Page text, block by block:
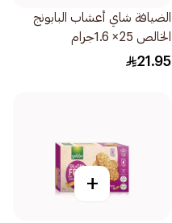
الضيافة شاي أعشاب البابونج
الخالص 25× 1.6جرام
21.95
+